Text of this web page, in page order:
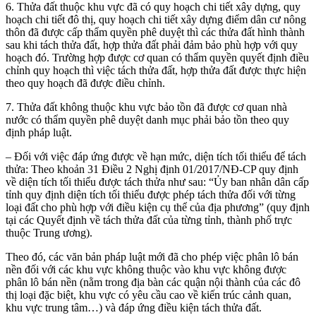
6. Thửa đất thuộc khu vực đã có quy hoạch chi tiết xây dựng, quy
hoạch chi tiết đô thị, quy hoạch chi tiết xây dựng điểm dân cư nông
thôn đã được cấp thẩm quyền phê duyệt thì các thửa đất hình thành
sau khi tách thửa đất, hợp thửa đất phải đảm bảo phù hợp với quy
hoạch đó. Trường hợp được cơ quan có thẩm quyền quyết định điều
chỉnh quy hoạch thì việc tách thửa đất, hợp thửa đất được thực hiện
theo quy hoạch đã được điều chỉnh.
7. Thửa đất không thuộc khu vực bảo tồn đã được cơ quan nhà
nước có thẩm quyền phê duyệt danh mục phải bảo tồn theo quy
định pháp luật.
– Đối với việc đáp ứng được về hạn mức, diện tích tối thiểu để tách
thửa: Theo khoản 31 Điều 2 Nghị định 01/2017/NĐ-CP quy định
về diện tích tối thiểu được tách thửa như sau: “Ủy ban nhân dân cấp
tỉnh quy định diện tích tối thiểu được phép tách thửa đối với từng
loại đất cho phù hợp với điều kiện cụ thể của địa phương” (quy định
tại các Quyết định về tách thửa đất của từng tỉnh, thành phố trực
thuộc Trung ương).
Theo đó, các văn bản pháp luật mới đã cho phép việc phân lô bán
nền đối với các khu vực không thuộc vào khu vực không được
phân lô bán nền (nằm trong địa bàn các quận nội thành của các đô
thị loại đặc biệt, khu vực có yêu cầu cao về kiến trúc cảnh quan,
khu vực trung tâm…) và đáp ứng điều kiện tách thửa đất.